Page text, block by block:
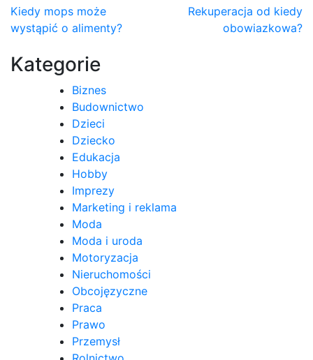
Nawigacja
wpisu
Kiedy mops może
wystąpić o alimenty?
Rekuperacja od kiedy
obowiazkowa?
Kategorie
Biznes
Budownictwo
Dzieci
Dziecko
Edukacja
Hobby
Imprezy
Marketing i reklama
Moda
Moda i uroda
Motoryzacja
Nieruchomości
Obcojęzyczne
Praca
Prawo
Przemysł